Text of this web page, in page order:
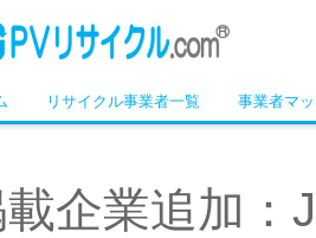
リサイクル事業者一覧 事業者マ
企業追加：